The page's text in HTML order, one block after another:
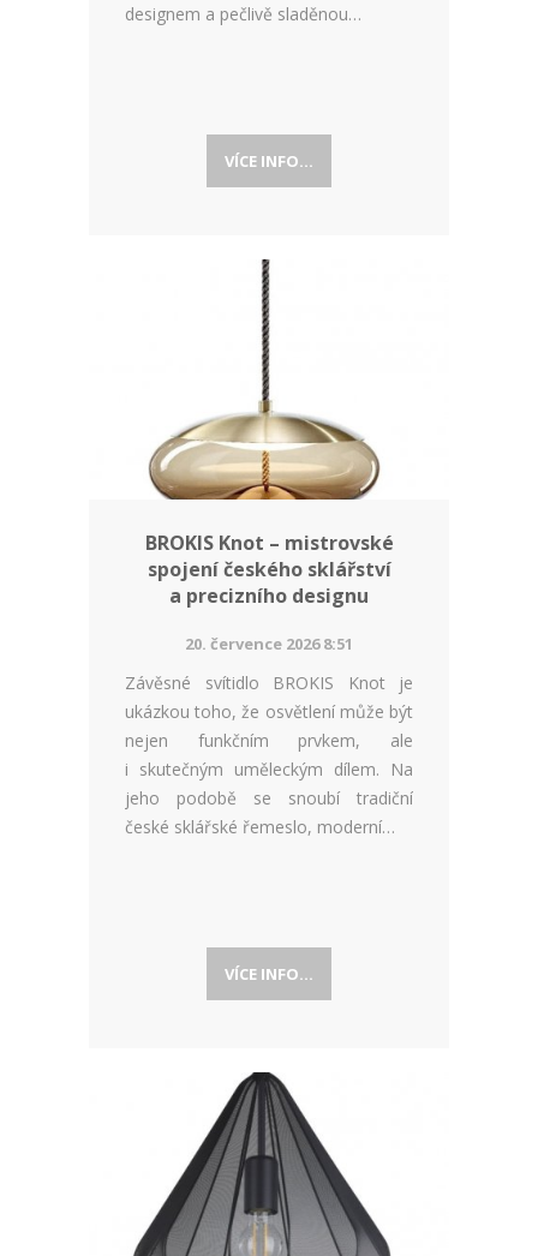
designem a pečlivě sladěnou…
VÍCE INFO...
BROKIS Knot – mistrovské
spojení českého sklářství
a precizního designu
20. července 2026 8:51
Závěsné svítidlo BROKIS Knot je
ukázkou toho, že osvětlení může být
nejen funkčním prvkem, ale
i skutečným uměleckým dílem. Na
jeho podobě se snoubí tradiční
české sklářské řemeslo, moderní…
VÍCE INFO...